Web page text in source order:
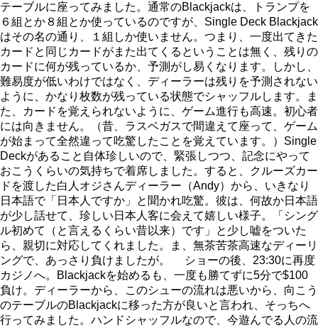
テーブルに座ってみました。通常のBlackjackは、トランプを
６組とか８組とか使っているのですが、Single Deck Blackjack
はその名の通り、１組しか使いません。つまり、一度出てきた
カードと同じカードがまた出てくるということは無く、残りの
カードに何が残っているか、予測がし易くなります。しかし、
難易度が低いわけではなく、ディーラーは残りを予測されない
ように、かなり枚数が残っている状態でシャッフルします。ま
た、カードを覚えられないように、ゲーム進行も高速。初心者
には向きません。（昔、ラスベガスで間違えて座って、ゲーム
が始まって全然違って吃驚したことを覚えています。）Single
Deckがあること自体珍しいので、緊張しつつ、記念にやって
おこうくらいの気持ちで着席しました。すると、クルーズカー
ドを渡した白人オジさんディーラー（Andy）から、いきなり
日本語で「日本人ですか」と聞かれ吃驚。彼は、何故か日本語
が少し話せて、珍しい日本人客に会えて嬉しい様子。「シング
ル初めて（と言えるくらい昔以来）です」と少し嘘をついた
ら、親切に対応してくれました。ま、無茶苦茶高速なディーリ
ングで、あっさり負けましたが。 ショーの後、23:30に再度
カジノへ。Blackjackを始めるも、一度も勝てずに5分で$100
負け。ディーラーから、このシューの流れは悪いから、向こう
のテーブルのBlackjackに移った方が良いと言われ、そっちへ
行ってみました。ハンドシャッフルなので、今遊んでる人の流